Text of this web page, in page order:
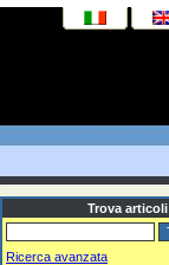
Trova articoli
Ricerca avanzata